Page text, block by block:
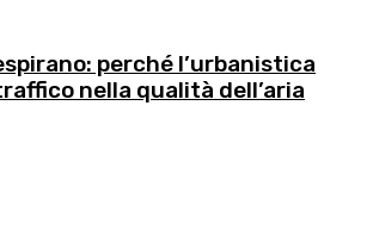
perché l’urbanistica
nella qualità dell’aria